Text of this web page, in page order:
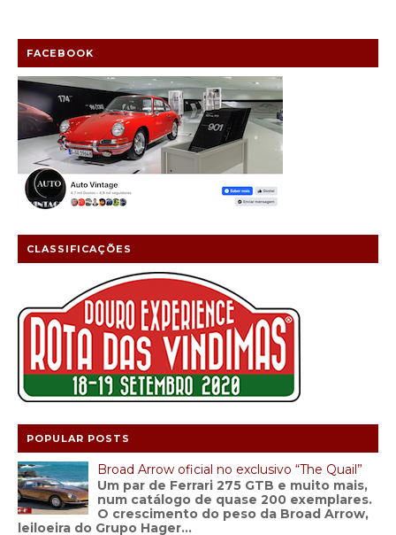
FACEBOOK
CLASSIFICAÇÕES
POPULAR POSTS
Broad Arrow oficial no exclusivo “The Quail”
Um par de Ferrari 275 GTB e muito mais,
num catálogo de quase 200 exemplares.
O crescimento do peso da Broad Arrow,
leiloeira do Grupo Hager...